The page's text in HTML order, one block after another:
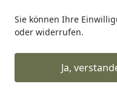
Sie können Ihre
oder widerrufen.
Ja,
Startseite
Skan Holz
Skan Holz